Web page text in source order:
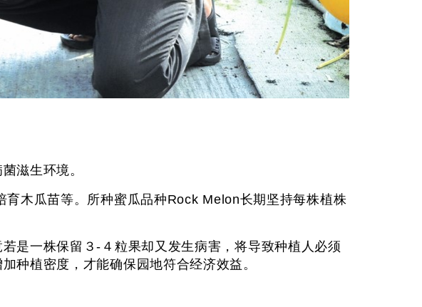
病菌滋生环境。
木瓜苗等。所种蜜瓜品种Rock Melon长期坚持每株植株
是一株保留３-４粒果却又发生病害，将导致种植人必须
种植密度，才能确保园地符合经济效益。